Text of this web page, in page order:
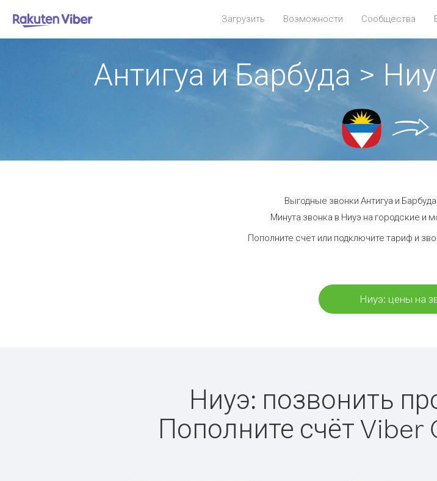
Загрузить Возможности Сообщества
Антигуа и Барбуда >
Выгодные звонки Антигуа и
Минута звонка в Ниуэ на городские и
Пополните счёт или подключите тариф и
Ниуэ: цены на
Ниуэ: позвонить
Пополните счёт